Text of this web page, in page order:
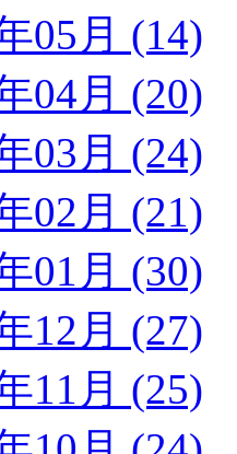
05月 (14)
04月 (20)
03月 (24)
02月 (21)
01月 (30)
12月 (27)
11月 (25)